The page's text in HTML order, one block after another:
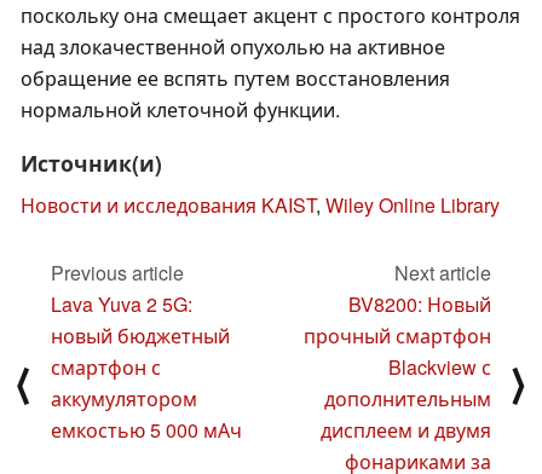
поскольку она смещает акцент с простого контроля
над злокачественной опухолью на активное
обращение ее вспять путем восстановления
нормальной клеточной функции.
Источник(и)
Новости и исследования KAIST, Wiley Online Library
⟨
Previous article
Lava Yuva 2 5G:
новый бюджетный
смартфон с
аккумулятором
емкостью 5 000 мАч
Next article
BV8200: Новый
прочный смартфон
Blackview с
дополнительным
дисплеем и двумя
фонариками за
⟩